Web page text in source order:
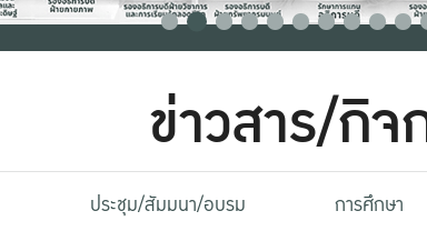
ข่าวสาร/กิจ
ประชุม/สัมมนา/อบรม การศึกษา